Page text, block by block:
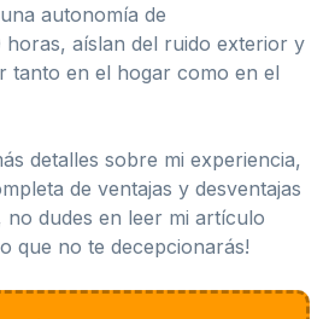
autonomía de
horas, aíslan del ruido exterior y
tanto en el hogar como en el
detalles sobre mi experiencia,
de ventajas y desventajas
dudes en leer mi artículo
que no te decepcionarás!